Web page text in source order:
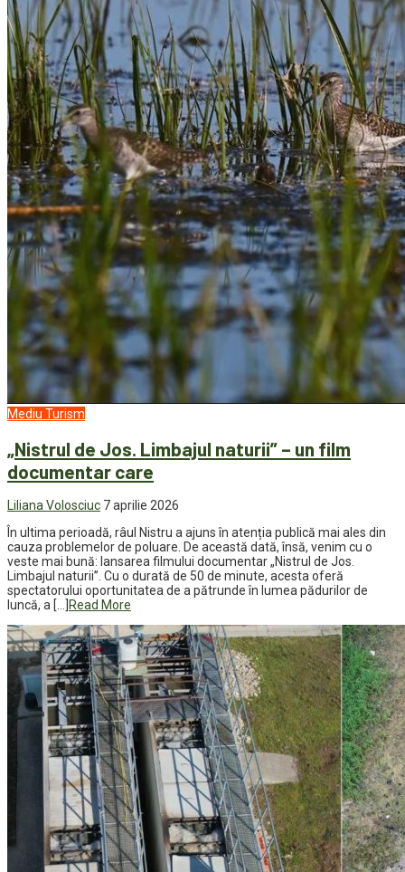
Mediu Turism
„Nistrul de Jos. Limbajul naturii” – un film
documentar care
Liliana Volosciuc 7 aprilie 2026
În ultima perioadă, râul Nistru a ajuns în atenția publică mai ales din
cauza problemelor de poluare. De această dată, însă, venim cu o
veste mai bună: lansarea filmului documentar „Nistrul de Jos.
Limbajul naturii”. Cu o durată de 50 de minute, acesta oferă
spectatorului oportunitatea de a pătrunde în lumea pădurilor de
luncă, a […]
Read More